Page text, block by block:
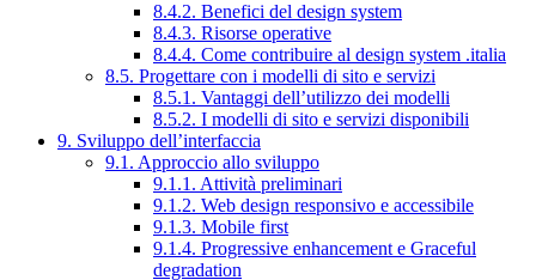
8.4.2. Benefici del design system
8.4.3. Risorse operative
8.4.4. Come contribuire al design system .italia
8.5. Progettare con i modelli di sito e servizi
8.5.1. Vantaggi dell’utilizzo dei modelli
8.5.2. I modelli di sito e servizi disponibili
9. Sviluppo dell’interfaccia
9.1. Approccio allo sviluppo
9.1.1. Attività preliminari
9.1.2. Web design responsivo e accessibile
9.1.3. Mobile first
9.1.4. Progressive enhancement e Graceful
degradation